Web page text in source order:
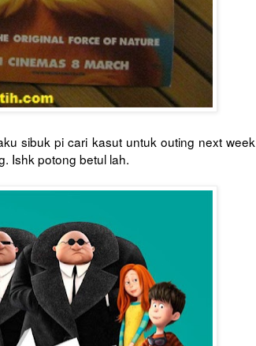
sibuk pi cari kasut untuk outing next week
Ishk potong betul lah.